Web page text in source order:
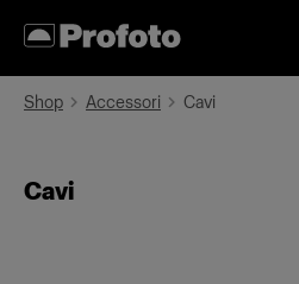
Shop Accessori Cavi
Cavi